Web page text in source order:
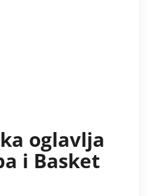
oglavlja
i Basket